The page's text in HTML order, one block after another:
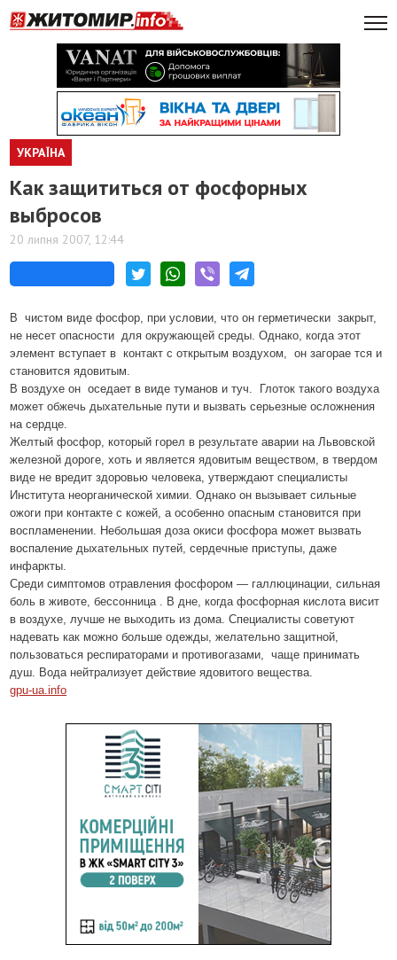
УКРАЇНА
Как защититься от фосфорных
выбросов
20 липня 2007, 12:44
В чистом виде фосфор, при условии, что он герметически закрыт,
не несет опасности для окружающей среды. Однако, когда этот
элемент вступает в контакт с открытым воздухом, он загорае тся и
становится ядовитым.
В воздухе он оседает в виде туманов и туч. Глоток такого воздуха
может обжечь дыхательные пути и вызвать серьезные осложнения
на сердце.
Желтый фосфор, который горел в результате аварии на Львовской
железной дороге, хоть и является ядовитым веществом, в твердом
виде не вредит здоровью человека, утверждают специалисты
Института неорганической химии. Однако он вызывает сильные
ожоги при контакте с кожей, а особенно опасным становится при
воспламенении. Небольшая доза окиси фосфора может вызвать
воспаление дыхательных путей, сердечные приступы, даже
инфаркты.
Среди симптомов отравления фосфором — галлюцинации, сильная
боль в животе, бессонница . В дне, когда фосфорная кислота висит
в воздухе, лучше не выходить из дома. Специалисты советуют
надевать как можно больше одежды, желательно защитной,
пользоваться респираторами и противогазами, чаще принимать
душ. Вода нейтрализует действие ядовитого вещества.
gpu-ua.info